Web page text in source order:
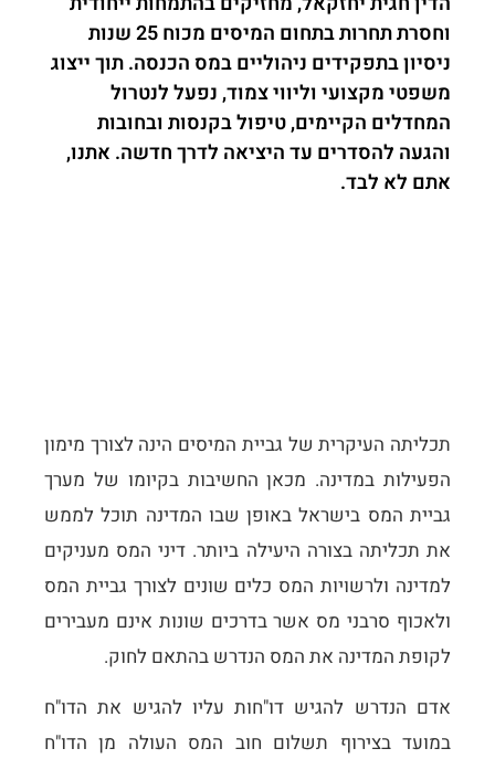
וחסרת תחרות בתחום המיסים מכוח 25 שנות
ניסיון בתפקידים ניהוליים במס הכנסה. תוך ייצוג
משפטי מקצועי וליווי צמוד, נפעל לנטרול
המחדלים הקיימים, טיפול בקנסות ובחובות
והגעה להסדרים עד היציאה לדרך חדשה. אתנו,
אתם לא לבד.
תכליתה העיקרית של גביית המיסים הינה לצורך מימון
הפעילות במדינה. מכאן החשיבות בקיומו של מערך
גביית המס בישראל באופן שבו המדינה תוכל לממש
את תכליתה בצורה היעילה ביותר. דיני המס מעניקים
למדינה ולרשויות המס כלים שונים לצורך גביית המס
ולאכוף סרבני מס אשר בדרכים שונות אינם מעבירים
לקופת המדינה את המס הנדרש בהתאם לחוק.
אדם הנדרש להגיש דו"חות עליו להגיש את הדו"ח
במועד בצירוף תשלום חוב המס העולה מן הדו"ח